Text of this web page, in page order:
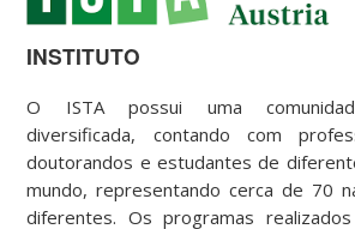
INSTITUTO
O ISTA possui uma
diversificada, contando com
doutorandos e estudantes de
mundo, representando cerca de 70
diferentes. Os programas